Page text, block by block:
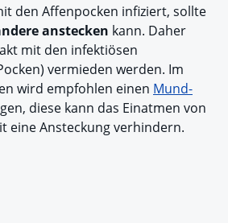
den Affenpocken infiziert, sollte
anstecken kann. Daher
mit den infektiösen
vermieden werden. Im
wird empfohlen einen Mund-
diese kann das Einatmen von
eine Ansteckung verhindern.